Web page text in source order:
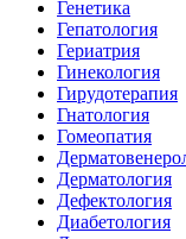
Генетика
Гепатология
Гериатрия
Гинекология
Гирудотерапия
Гнатология
Гомеопатия
Дерматология
Дефектология
Диабетология